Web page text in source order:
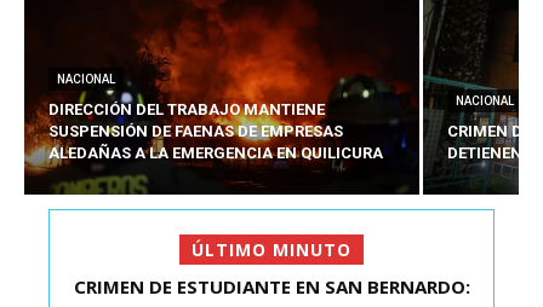
NACIONAL
DIRECCIÓN DEL TRABAJO MANTIENE
SUSPENSIÓN DE FAENAS DE EMPRESAS
ALEDAÑAS A LA EMERGENCIA EN QUILICURA
NACIONAL
CRIMEN DE
DETIENEN
ÚLTIMO MINUTO
FIESTA EN EL MONUMENTAL: LA